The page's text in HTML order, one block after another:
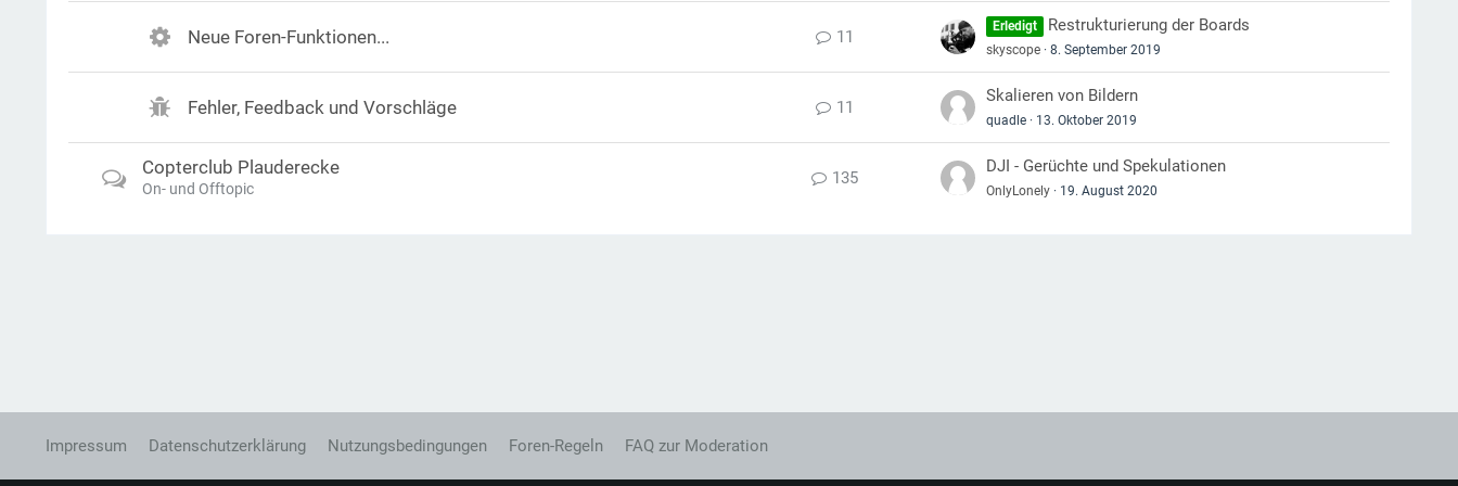
Neue Foren-Funktionen... 11
Erledigt Restrukturierung der Boards
skyscope 8. September 2019
Fehler, Feedback und Vorschläge 11
Skalieren von Bildern
quadle 13. Oktober 2019
Copterclub Plauderecke
On- und Offtopic
135
DJI - Gerüchte und Spekulationen
OnlyLonely 19. August 2020
Impressum Datenschutzerklärung Nutzungsbedingungen Foren-Regeln FAQ zur Moderation